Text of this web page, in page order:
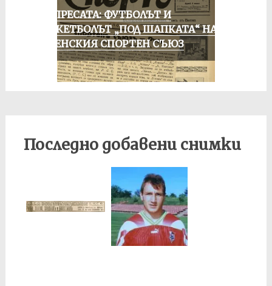
ОТ ПРЕСАТА: ФУТБОЛЪТ И
БАСКЕТБОЛЪТ „ПОД ШАПКАТА“ НА
РУСЕНСКИЯ СПОРТЕН СЪЮЗ
Последно добавени снимки